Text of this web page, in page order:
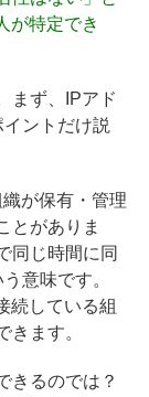
が特定でき
まず、IPアド
ントだけ説
が保有・管理
とがありま
同じ時間に同
意味です。
続している組
ます。
きるのでは？